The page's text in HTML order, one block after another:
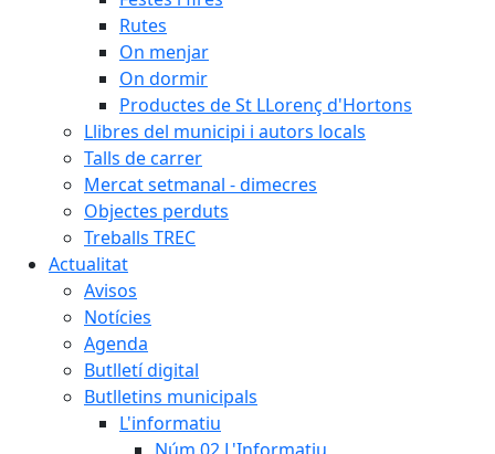
Rutes
On menjar
On dormir
Productes de St LLorenç d'Hortons
Llibres del municipi i autors locals
Talls de carrer
Mercat setmanal - dimecres
Objectes perduts
Treballs TREC
Actualitat
Avisos
Notícies
Agenda
Butlletí digital
Butlletins municipals
L'informatiu